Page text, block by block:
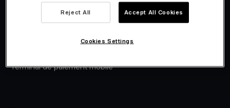
Financement Viva.com
Terminal de paiement mobile
Reject All Accept All Cookies
Cookies Settings